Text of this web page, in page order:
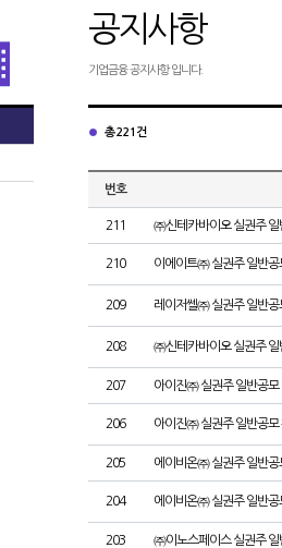
공지사항
기업금융 공지사항 입니다.
총 221건
번호
211 ㈜신테카바이오 실권주 일
210 이에이트㈜ 실권주 일반공
209 레이저쎌㈜ 실권주 일반공
208 ㈜신테카바이오 실권주 일
207 아이진㈜ 실권주 일반공모
206 아이진㈜ 실권주 일반공모
205 에이비온㈜ 실권주 일반공
204 에이비온㈜ 실권주 일반공
203 ㈜이노스페이스 실권주 일